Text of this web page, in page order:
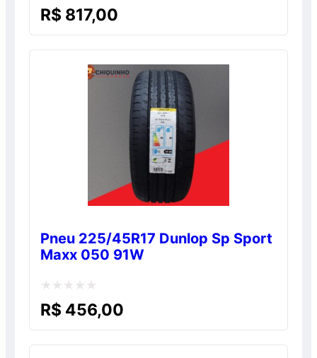
Avaliação
R$ 817,00
Pneu 225/45R17 Dunlop Sp Sport
Maxx 050 91W
Avaliação
R$ 456,00